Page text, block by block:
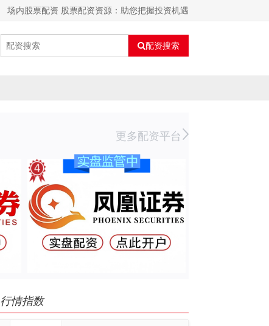
场内股票配资 股票配资资源：助您把握投资机遇
配资搜索
更多配资平台
行情指数